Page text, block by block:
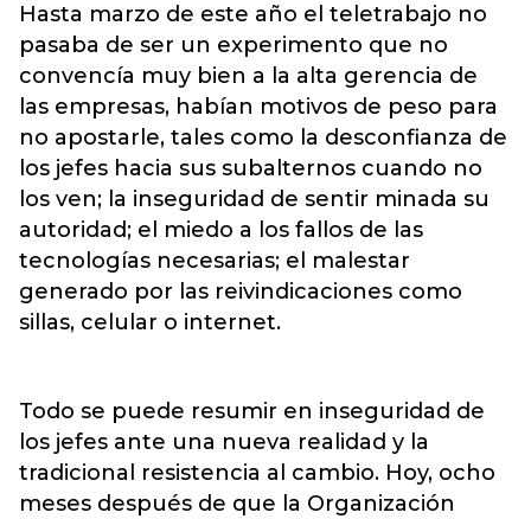
Hasta marzo de este año el teletrabajo no
pasaba de ser un experimento que no
convencía muy bien a la alta gerencia de
las empresas, habían motivos de peso para
no apostarle, tales como la desconfianza de
los jefes hacia sus subalternos cuando no
los ven; la inseguridad de sentir minada su
autoridad; el miedo a los fallos de las
tecnologías necesarias; el malestar
generado por las reivindicaciones como
sillas, celular o internet.
Todo se puede resumir en inseguridad de
los jefes ante una nueva realidad y la
tradicional resistencia al cambio. Hoy, ocho
meses después de que la Organización